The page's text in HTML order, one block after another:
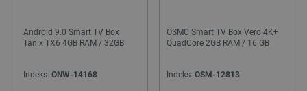
Android 9.0 Smart TV Box
Tanix TX6 4GB RAM / 32GB
Indeks: ONW-14168
OSMC Smart TV Box Vero 4K+
QuadCore 2GB RAM / 16 GB
Indeks: OSM-12813